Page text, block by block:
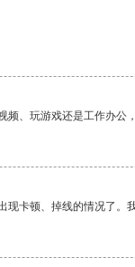
、玩游戏还是工作办公
卡顿、掉线的情况了。